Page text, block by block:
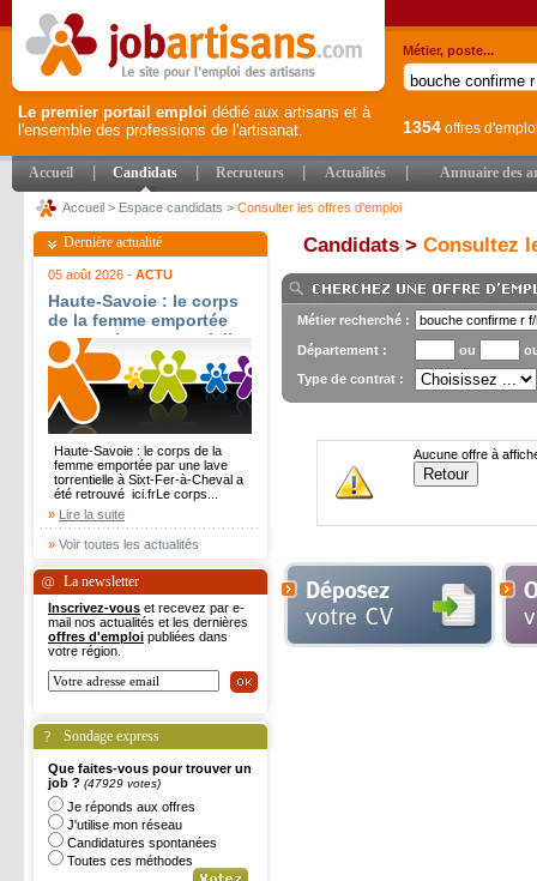
Le premier portail emploi dédié aux artisans et à
l'ensemble des professions de l'artisanat.
Métier, poste...
1354 offres
Accueil Candidats Recruteurs Actualités Annuaire des
Accueil > Espace candidats > Consulter les offres d'emploi
Dernière actualité
05 août 2026 - ACTU
Haute-Savoie : le corps
de la femme emportée
par une lave torrentielle
à Sixt-Fer-à-Cheval a été
retrouvé - ici.fr
Haute-Savoie : le corps de la
femme emportée par une lave
torrentielle à Sixt-Fer-à-Cheval a
été retrouvé ici.frLe corps...
» Lire la suite
» Voir toutes les actualités
La newsletter
Inscrivez-vous et recevez par e-
mail nos actualités et les dernières
offres d'emploi publiées dans
votre région.
Sondage express
Que faites-vous pour trouver un
job ? (47929 votes)
Je réponds aux offres
J'utilise mon réseau
Candidatures spontanées
Toutes ces méthodes
Candidats > Consultez
Métier recherché :
Département : ou
Type de contrat :
Aucune offre à